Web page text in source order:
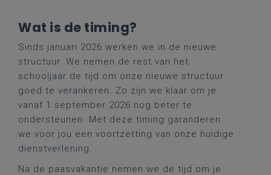
Wat is de timing?
Sinds januari 2026 werken we in de nieuwe
structuur. We nemen de rest van het
schooljaar de tijd om onze nieuwe structuur
goed te verankeren. Zo zijn we klaar om je
vanaf 1 september 2026 nog beter te
ondersteunen. Met deze timing garanderen
we voor jou een voortzetting van onze huidige
dienstverlening.
Na de paasvakantie nemen we de tijd om je